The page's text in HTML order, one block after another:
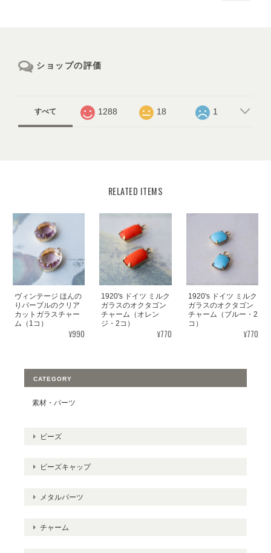
ショップの評価
すべて 1288 18 1
RELATED ITEMS
ヴィンテージ ほんの
りパープルのクリア
カットガラスチャー
ム（1コ）
¥990
1920's ドイツ ミルク
ガラスのオクタゴン
チャーム（オレン
ジ・2コ）
¥770
1920's ドイツ ミルク
ガラスのオクタゴン
チャーム（ブルー・2
コ）
¥770
CATEGORY
素材・パーツ
ビーズ
ビーズキャップ
メタルパーツ
チャーム